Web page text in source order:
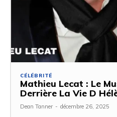
CÉLÉBRITÉ
Mathieu Lecat : Le
Derrière La Vie D
Dean Tanner - décembre 26, 2025